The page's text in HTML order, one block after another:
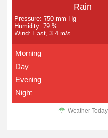
Rain
Pressure: 750 mm Hg
Humidity: 79 %
Wind: East, 3.4 m/s
Morning
Day
Evening
Night
Weather Today